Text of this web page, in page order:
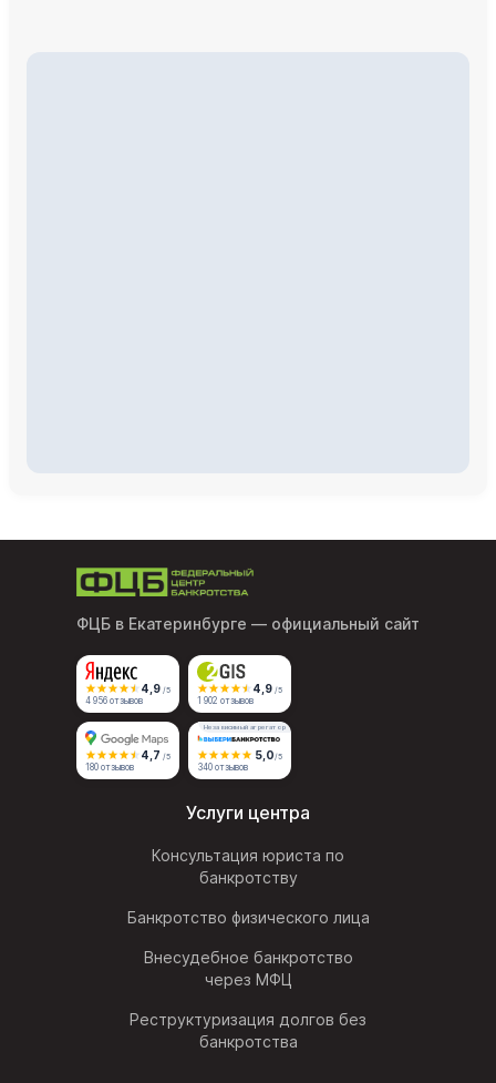
ФЦБ в Екатеринбурге — официальный сайт
4,9 /5
4 956 отзывов
4,9 /5
1 902 отзывов
4,7 /5
180 отзывов
Независимый агрегатор
5,0/5
340 отзывов
Услуги центра
Консультация юриста по
банкротству
Банкротство физического лица
Внесудебное банкротство
через МФЦ
Реструктуризация долгов без
банкротства